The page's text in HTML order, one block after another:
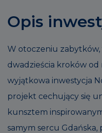
Opis
W otoczeniu
dwadzieścia kroków od
wyjątkowa inwestycja
projekt cechujący się
kunsztem
samym sercu